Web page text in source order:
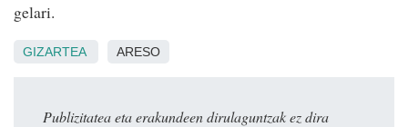
gelari.
GIZARTEA ARESO
Publizitatea eta erakundeen dirulaguntzak ez dira